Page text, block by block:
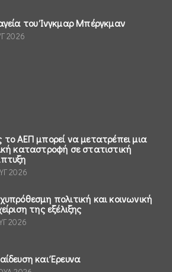
του Ίνγκμαρ Μπέργκμαν
2026
ΑΕΠ μπορεί να μετατρέπει μια
καταστροφή σε στατιστική
2026
πολιτική και κοινωνική
της εξέλιξης
2026
και Έρευνα